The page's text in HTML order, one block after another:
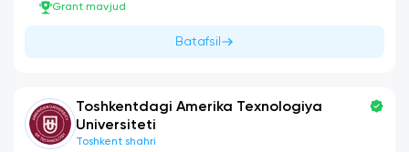
Grant mavjud
Batafsil
Toshkentdagi Amerika Texnologiya
Universiteti
Toshkent shahri